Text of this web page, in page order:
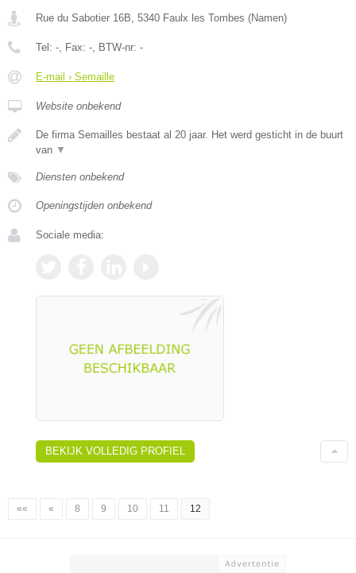
Rue du Sabotier 16B 5340 Faulx les Tombes (Namen)
Tel: - , Fax: - , BTW-nr: -
E-mail › Semaille
Website onbekend
De firma Semailles bestaat al 20 jaar. Het werd gesticht in de buurt
van ▼
Diensten onbekend
Openingstijden onbekend
Sociale media:
BEKIJK VOLLEDIG PROFIEL
«« « 8 9 10 11 12